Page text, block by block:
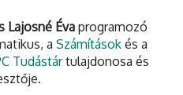
Lajosné Éva programozó
a Számítások és a
Tudástártulajdonosa és